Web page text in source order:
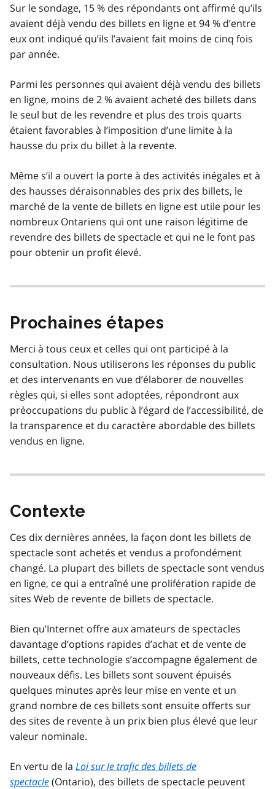
Sur le sondage, 15 % des répondants ont affirmé qu’ils
avaient déjà vendu des billets en ligne et 94 % d’entre
eux ont indiqué qu’ils l’avaient fait moins de cinq fois
par année.
Parmi les personnes qui avaient déjà vendu des billets
en ligne, moins de 2 % avaient acheté des billets dans
le seul but de les revendre et plus des trois quarts
étaient favorables à l’imposition d’une limite à la
hausse du prix du billet à la revente.
Même s’il a ouvert la porte à des activités inégales et à
des hausses déraisonnables des prix des billets, le
marché de la vente de billets en ligne est utile pour les
nombreux Ontariens qui ont une raison légitime de
revendre des billets de spectacle et qui ne le font pas
pour obtenir un profit élevé.
Prochaines étapes
Merci à tous ceux et celles qui ont participé à la
consultation. Nous utiliserons les réponses du public
et des intervenants en vue d’élaborer de nouvelles
règles qui, si elles sont adoptées, répondront aux
préoccupations du public à l’égard de l’accessibilité, de
la transparence et du caractère abordable des billets
vendus en ligne.
Contexte
Ces dix dernières années, la façon dont les billets de
spectacle sont achetés et vendus a profondément
changé. La plupart des billets de spectacle sont vendus
en ligne, ce qui a entraîné une prolifération rapide de
sites Web de revente de billets de spectacle.
Bien qu’Internet offre aux amateurs de spectacles
davantage d’options rapides d’achat et de vente de
billets, cette technologie s’accompagne également de
nouveaux défis. Les billets sont souvent épuisés
quelques minutes après leur mise en vente et un
grand nombre de ces billets sont ensuite offerts sur
des sites de revente à un prix bien plus élevé que leur
valeur nominale.
En vertu de la Loi sur le trafic des billets de
spectacle(Ontario), des billets de spectacle peuvent